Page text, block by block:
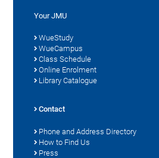
Your JMU
WueStudy
WueCampus
Class Schedule
Online Enrolment
Library Catalogue
Contact
Phone and Address Directory
How to Find Us
Press